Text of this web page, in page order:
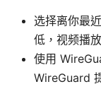
选择离你最
低，视频播
使用
WireGuard